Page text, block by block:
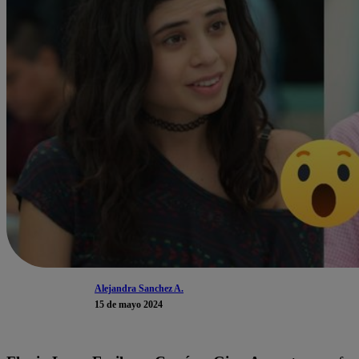
Alejandra Sanchez A.
15 de mayo 2024